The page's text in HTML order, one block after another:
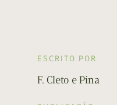
ESCRITO POR
F. Cleto e Pina